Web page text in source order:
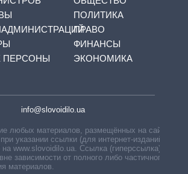
ПЕРСОНЫ
ПОЛИТИКА
ПРАВО
ФИНАНСЫ
ЭКОНОМИКА
info@slovoidilo.ua
любых материалов, размещённых на сайте,
указании ссылки (для интернет-изданий —
на www.slovoidilo.ua. Ссылка (гиперссылка)
зависимости от полного либо частичного
материалов.